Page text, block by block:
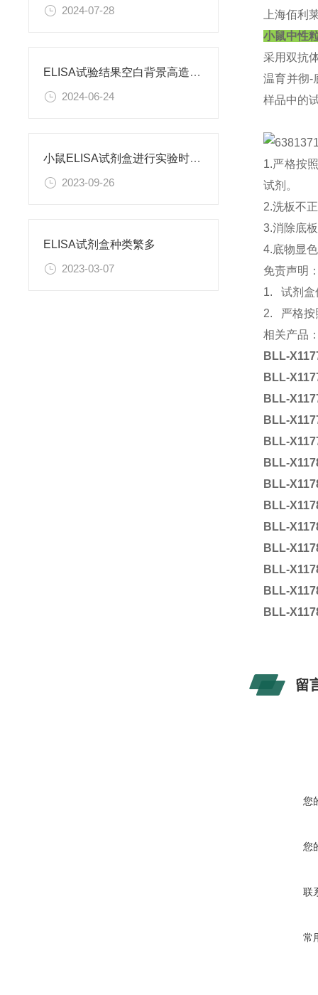
2024-07-28
ELISA试验结果空白背景高造成原因
2024-06-24
小鼠ELISA试剂盒进行实验时需要注意什么呢？
2023-09-26
ELISA试剂盒种类繁多
2023-03-07
上海佰利
小鼠中性
采用双抗
温育并彻-
样品中的
1.严格按
试剂。
2.洗板不
3.消除底
4.底物显
免责声明
1. 试剂盒
2. 严格按
相关产品
BLL-
BLL-
BLL-
BLL-
BLL-
BLL-
BLL-
BLL-
BLL-
BLL-
BLL-
BLL-
BLL-
留
您
您
联
常